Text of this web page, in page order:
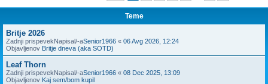
e
Teme
Britje 2026
Zadnji prispevekNapisal/-aSenior1966 « 06 Avg 2026, 12:24
Objavljenov Britje dneva (aka SOTD)
Leaf Thorn
Zadnji prispevekNapisal/-aSenior1966 « 08 Dec 2025, 13:09
Objavljenov Kaj sem/bom kupil